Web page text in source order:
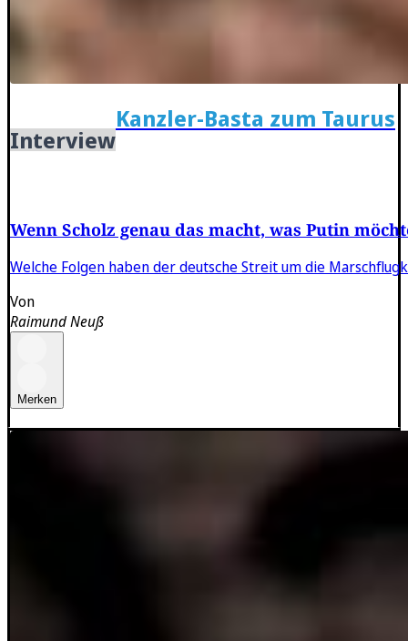
Interview
Kanzler-Basta zum Taurus
Wenn Scholz genau das macht, was Putin
Welche Folgen haben der deutsche Streit um die
Von
Raimund Neuß
Merken